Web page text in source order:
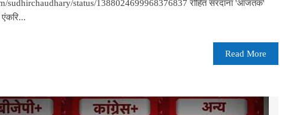
sudhirchaudhary/status/1388024699968376837 रोहित सरदाना 'आजतक'
Read More